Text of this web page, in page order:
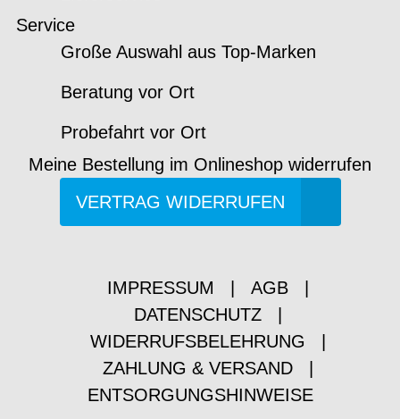
Service
Große Auswahl aus Top-Marken
Beratung vor Ort
Probefahrt vor Ort
Meine Bestellung im Onlineshop widerrufen
VERTRAG WIDERRUFEN
IMPRESSUM AGB
DATENSCHUTZ
WIDERRUFSBELEHRUNG
ZAHLUNG & VERSAND
ENTSORGUNGSHINWEISE